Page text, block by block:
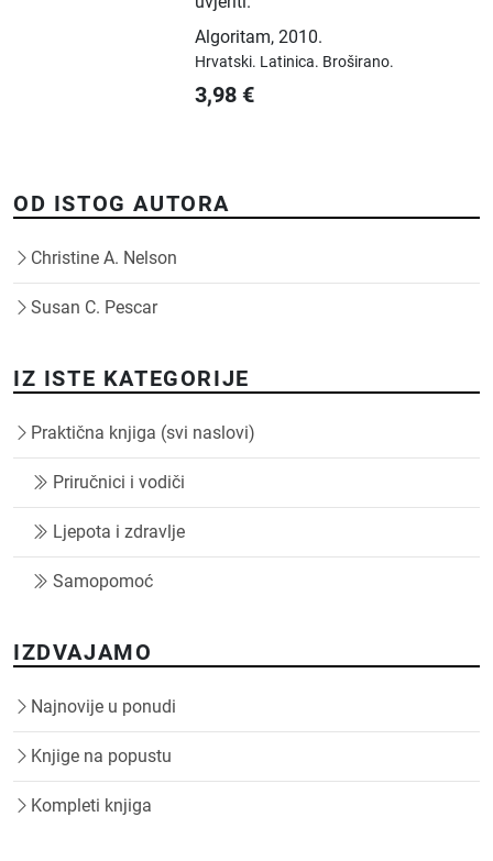
Algoritam,2010.
Hrvatski. Latinica. Broširano.
3,98 €
OD ISTOG AUTORA
Christine A. Nelson
Susan C. Pescar
IZ ISTE KATEGORIJE
Praktična knjiga (svi naslovi)
Priručnici i vodiči
Ljepota i zdravlje
Samopomoć
IZDVAJAMO
Najnovije u ponudi
Knjige na popustu
Kompleti knjiga